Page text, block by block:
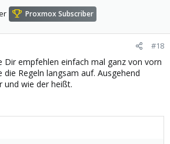
Proxmox Subscriber
#18
Dir empfehlen einfach mal ganz von vorn
die Regeln langsam auf. Ausgehend
und wie der heißt.